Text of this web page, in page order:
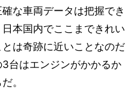
な車両データは把握でき
本国内でここまできれい
は奇跡に近いことなのだ
台はエンジンがかかるか
。